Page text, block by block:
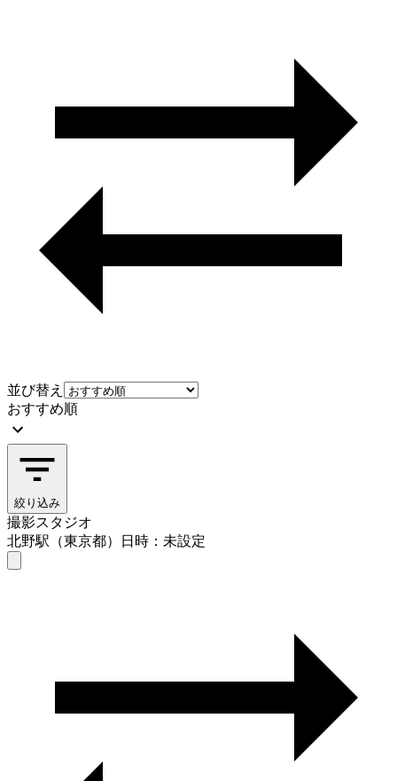
並び替え
おすすめ順
絞り込み
撮影スタジオ
北野駅（東京都）
日時：未設定